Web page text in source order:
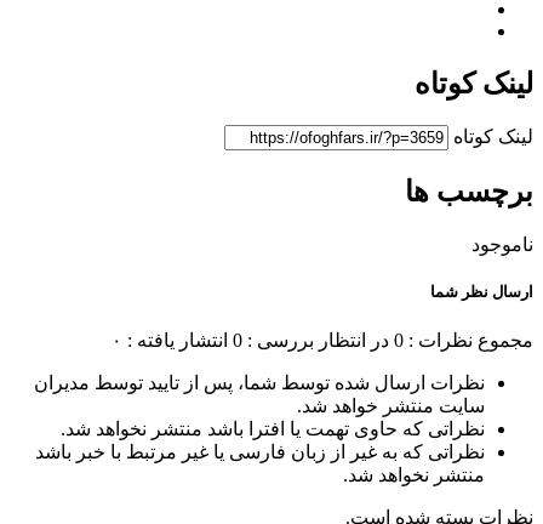
لینک کوتاه
لینک کوتاه
برچسب ها
ناموجود
ارسال نظر شما
مجموع نظرات : 0 در انتظار بررسی : 0 انتشار یافته : ۰
نظرات ارسال شده توسط شما، پس از تایید توسط مدیران
سایت منتشر خواهد شد.
نظراتی که حاوی تهمت یا افترا باشد منتشر نخواهد شد.
نظراتی که به غیر از زبان فارسی یا غیر مرتبط با خبر باشد
منتشر نخواهد شد.
نظرات بسته شده است.